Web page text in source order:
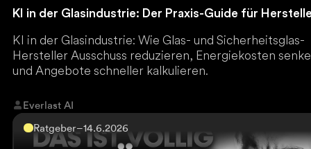
KI in der Glasindustrie: Der Praxis-Guide für
KI in der Glasindustrie: Wie Glas- und Sicherheitsglas-
Hersteller Ausschuss reduzieren, Energiekosten
und Angebote schneller kalkulieren.
Everlast AI
Ratgeber–14.6.2026